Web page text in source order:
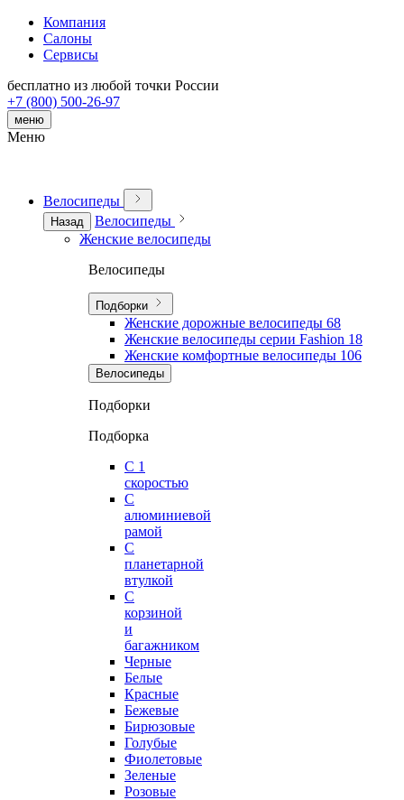
Компания
Салоны
Сервисы
бесплатно из любой точки России
+7 (800) 500-26-97
меню
Меню
Велосипеды
Назад
Велосипеды
Женские велосипеды
Велосипеды
Подборки
Женские дорожные велосипеды 68
Женские велосипеды серии Fashion 18
Женские комфортные велосипеды 106
Велосипеды
Подборки
Подборка
С 1
скоростью
С
алюминиевой
рамой
С
планетарной
втулкой
С
корзиной
и
багажником
Черные
Белые
Красные
Бежевые
Бирюзовые
Голубые
Фиолетовые
Зеленые
Розовые